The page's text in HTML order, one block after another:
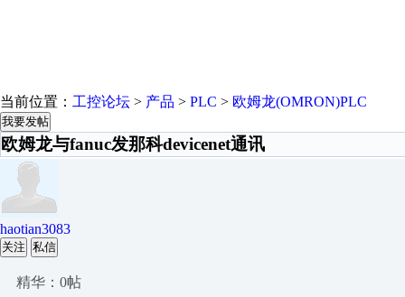
当前位置： 工控论坛 > 产品 > PLC > 欧姆龙(OMRON)PLC
我要发帖
欧姆龙与fanuc发那科devicenet通讯
haotian3083
关注 私信
精华：0帖